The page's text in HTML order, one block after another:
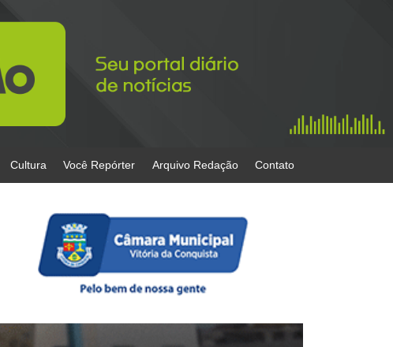
Cultura Você Repórter Arquivo Redação Contato